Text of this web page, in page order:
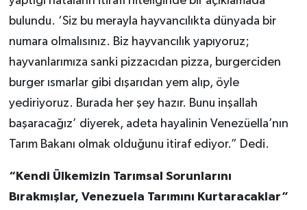
bulundu. ‘Siz bu merayla hayvancılıkta dünyada bir
numara olmalısınız. Biz hayvancılık yapıyoruz;
hayvanlarımıza sanki pizzacıdan pizza, burgerciden
burger ısmarlar gibi dışarıdan yem alıp, öyle
yediriyoruz. Burada her şey hazır. Bunu inşallah
başaracağız’ diyerek, adeta hayalinin Venezüella’nın
Tarım Bakanı olmak olduğunu itiraf ediyor.” Dedi.
“Kendi Ülkemizin Tarımsal Sorunlarını
Bırakmışlar, Venezuela Tarımını Kurtaracaklar”